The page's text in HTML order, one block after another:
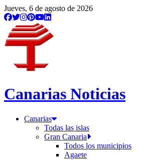
Jueves, 6 de agosto de 2026
Canarias Noticias
Canarias
Todas las islas
Gran Canaria
Todos los municipios
Agaete
/etiqueta/webs